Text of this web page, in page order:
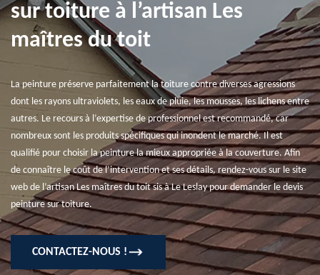
sur toiture à l’artisan Les
maîtres du toit
La peinture préserve parfaitement la toiture contre diverses agressions
dont les rayons ultraviolets, les eaux de pluie, les mousses, les lichens entre
autres. Le recours à l’expertise de professionnel est recommandé, car
nombreux sont les produits spécifiques qui inondent le marché. Il est
qualifié pour choisir la peinture la mieux appropriée à la couverture. Afin
de connaître le coût de l’intervention et ses détails, rendez-vous sur le site
web de l’artisan Les maîtres du toit sis à Le Leslay pour demander le devis
peinture sur toiture.
CONTACTEZ-NOUS !